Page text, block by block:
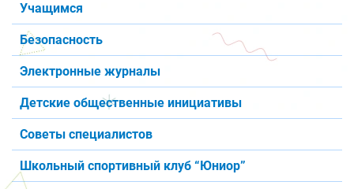
Учащимся
Безопасность
Электронные журналы
Детские общественные инициативы
Советы специалистов
Школьный спортивный клуб “Юниор”